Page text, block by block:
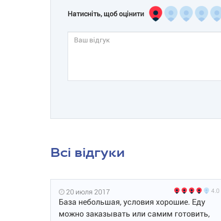
Натисніть, щоб оцінити
Всі відгуки
20 июля 2017 4.0
База небольшая, условия хорошие. Еду
можно заказывать или самим готовить,